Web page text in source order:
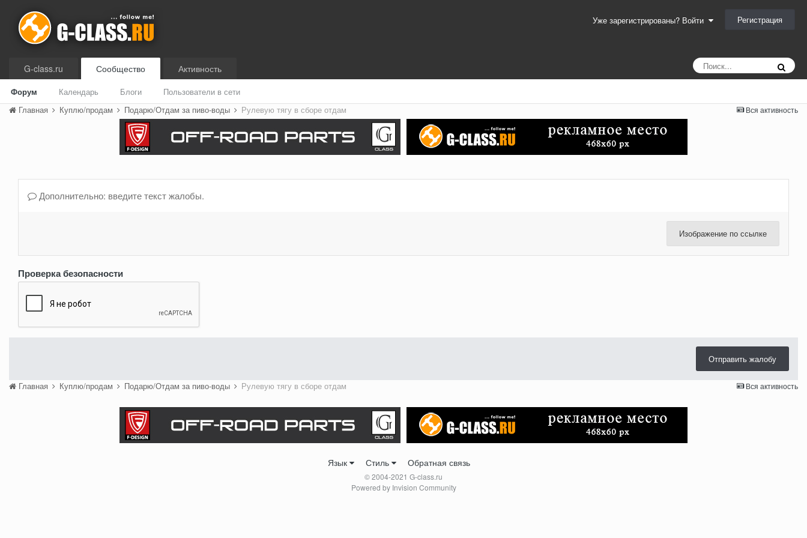
Уже зарегистрированы? Войти Регистрация
G-class.ru Сообщество
Форум Календарь Блоги Пользователи в сети
Активность
Вся активность
Главная Куплю/продам Подарю/Отдам за пиво-воды Рулевую тягу в сборе отдам
Дополнительно: введите текст жалобы.
Изображение по ссылке
Проверка безопасности
Отправить жалобу
Вся активность
Главная Куплю/продам Подарю/Отдам за пиво-воды Рулевую тягу в сборе отдам
Язык Стиль Обратная связь
© 2004-2021 G-class.ru
Powered by Invision Community